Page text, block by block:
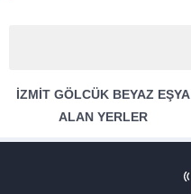
İZMIT GÖLCÜK BEYAZ EŞYA
ALAN YERLER